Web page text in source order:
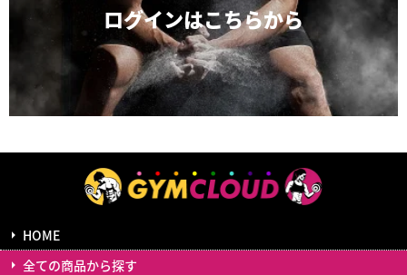
ログインはこちらから
HOME
全ての商品から探す